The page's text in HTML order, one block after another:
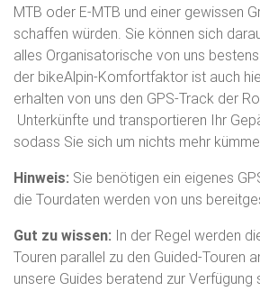
MTB oder E-MTB und einer gewissen
schaffen würden. Sie können sich
alles Organisatorische von uns
der bikeAlpin-Komfortfaktor ist auch
erhalten von uns den GPS-Track der
Unterkünfte und transportieren Ihr
sodass Sie sich um nichts mehr
Hinweis: Sie benötigen ein eigenes
die Tourdaten werden von uns
Gut zu wissen: In der Regel werden
Touren parallel zu den Guided-Touren
unsere Guides beratend zur Verfügung